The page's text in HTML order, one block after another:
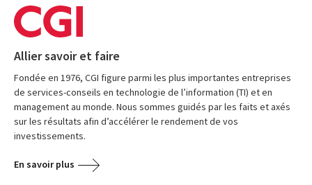
Allier savoir et faire
Fondée en 1976, CGI figure parmi les plus importantes entreprises
de services-conseils en technologie de l’information (TI) et en
management au monde. Nous sommes guidés par les faits et axés
sur les résultats afin d’accélérer le rendement de vos
investissements.
En savoir plus